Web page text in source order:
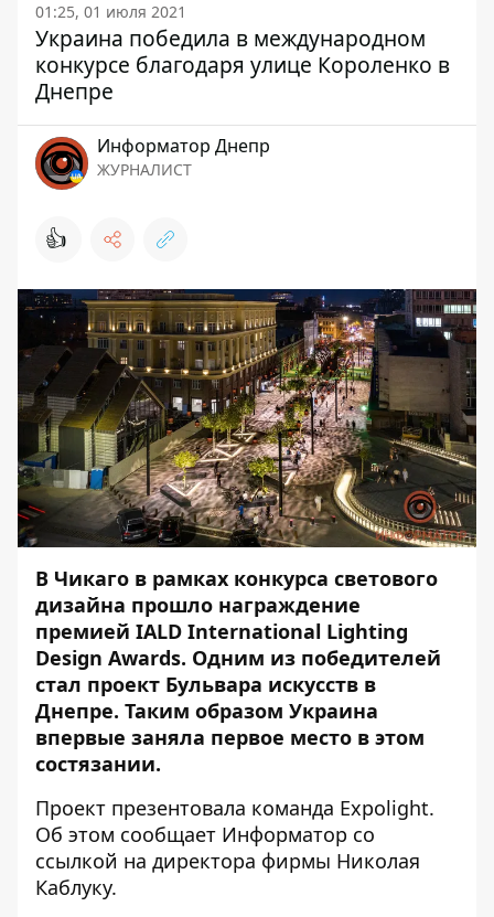
01:25, 01 июля 2021
Украина победила в международном
конкурсе благодаря улице Короленко в
Днепре
Информатор Днепр
ЖУРНАЛИСТ
👍
В Чикаго в рамках конкурса светового
дизайна прошло награждение
премией IALD International Lighting
Design Awards. Одним из победителей
стал проект Бульвара искусств в
Днепре. Таким образом Украина
впервые заняла первое место в этом
состязании.
Проект презентовала команда Expolight.
Об этом сообщает Информатор со
ссылкой на директора фирмы Николая
Каблуку.